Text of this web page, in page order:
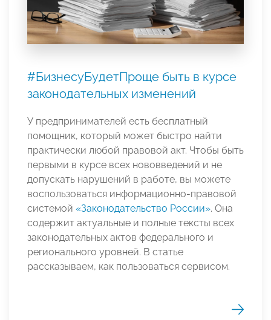
#БизнесуБудетПроще быть в курсе
законодательных изменений
У предпринимателей есть бесплатный
помощник, который может быстро найти
практически любой правовой акт. Чтобы быть
первыми в курсе всех нововведений и не
допускать нарушений в работе, вы можете
воспользоваться информационно-правовой
системой «Законодательство России». Она
содержит актуальные и полные тексты всех
законодательных актов федерального и
регионального уровней. В статье
рассказываем, как пользоваться сервисом.